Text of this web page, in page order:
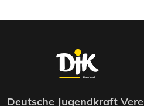
Deutsche Jugendkraft